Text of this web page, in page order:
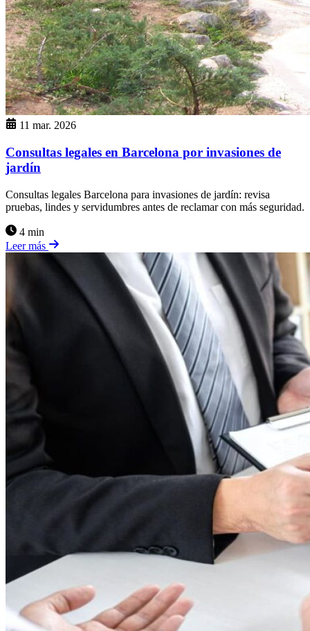
11 mar. 2026
Consultas legales en Barcelona por invasiones de
jardín
Consultas legales Barcelona para invasiones de jardín: revisa
pruebas, lindes y servidumbres antes de reclamar con más seguridad.
4 min
Leer más